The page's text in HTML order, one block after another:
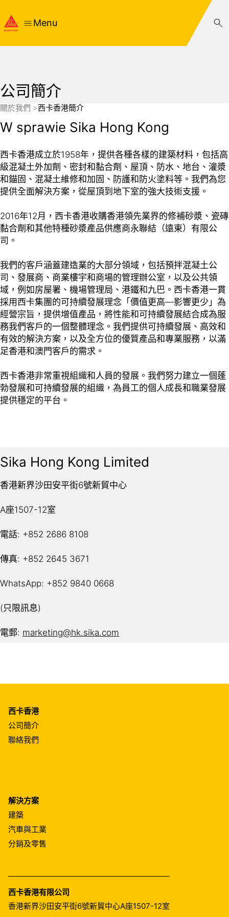
Menu
公司簡介
關於我們 西卡香港簡介
W sprawie Sika Hong Kong
西卡香港成立於1958年，提供各種各樣的建築材料，包括高
級混凝土外加劑、密封和黏合劑、屋頂、防水、地台、灌漿
和錨固、混凝土維修和加固、防護和防火塗料等。我們為您
提供全面解決方案，從屋頂到地下室的強大技術支援。
2016年12月，西卡香港收購香港領先業界的修補砂漿、瓷磚
黏合劑和其他特種砂漿產品供應商永聯結（遠東）有限公
司。
我們的客戶涵蓋建造業的大部分領域，包括預拌混凝土公
司、發展商、商業樓宇和商場的管理辦公室，以及公共領
域，例如房屋署、機場管理局、港鐵和九巴。西卡香港一貫
採用西卡集團的可持續發展理念「價值更高—影響更少」為
經營宗旨，提供增值產品，將性能和可持續發展結合成為服
務我們客戶的一個整體理念。我們提供可持續發展、高效和
有效的解決方案，以及全方位的優質產品和專業服務，以滿
足香港和澳門客戶的需求。
西卡香港非常重視組織和人員的發展。我們努力建立一個蓬
勃發展和可持續發展的組織，為員工的個人成長和職業發展
提供穩定的平台。
Sika Hong Kong Limited
香港新界沙田安平街6號新貿中心
A座1507-12室
電話: +852 2686 8108
傳真: +852 2645 3671
WhatsApp: +852 9840 0668
(只限訊息)
電郵: marketing@hk.sika.com
西卡香港
公司簡介
聯絡我們
解決方案
建築
汽車與工業
分銷及零售
西卡香港有限公司
香港新界沙田安平街6號新貿中心A座1507-12室